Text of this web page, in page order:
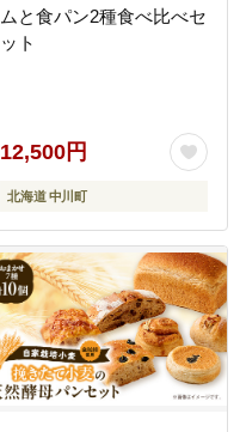
ムと食パン2種食べ比べセ
ット
12,500円
北海道 中川町